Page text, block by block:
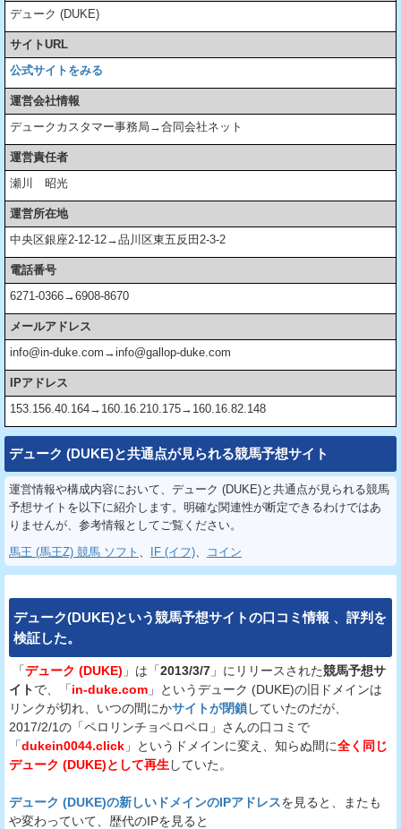
デューク (DUKE)
サイトURL
公式サイトをみる
運営会社情報
デュークカスタマー事務局→合同会社ネット
運営責任者
瀬川 昭光
運営所在地
中央区銀座2-12-12→品川区東五反田2-3-2
電話番号
6271-0366→6908-8670
メールアドレス
info@in-duke.com→info@gallop-duke.com
IPアドレス
153.156.40.164→160.16.210.175→160.16.82.148
デューク (DUKE)と共通点が見られる競馬予想サイト
運営情報や構成内容において、デューク (DUKE)と共通点が見られる競馬
予想サイトを以下に紹介します。明確な関連性が断定できるわけではあ
りませんが、参考情報としてご覧ください。
馬王 (馬王Z) 競馬 ソフト
IF (イフ) コイン
デューク(DUKE)という競馬予想サイトの口コミ情報 、 評判 を
検証した。
「デューク (DUKE) 」は「2013/3/7 」にリリースされた競馬予想サ
イトで、「in-duke.com 」というデューク (DUKE)の旧ドメインは
リンクが切れ、いつの間にかサイトが閉鎖していたのだが、
2017/2/1の「ペロリンチョペロペロ」さんの口コミで
「dukein0044.click 」というドメインに変え、知らぬ間に全く同じ
デューク (DUKE)として再生 していた。
デューク (DUKE)の新しいドメインのIPアドレスを見ると、またも
や変わっていて、歴代のIPを見ると